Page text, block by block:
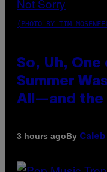
(PHOTO BY TIM
So, Uh,
Summer
All—and the
3 hours agoBy